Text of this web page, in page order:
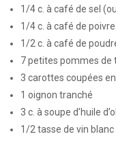
1/4 c. à café de sel
1/4 c. à café de
1/2 c. à café de
7 petites pommes de
3 carottes coupées
1 oignon tranché
3 c. à soupe d’huile
1/2 tasse de vin blanc